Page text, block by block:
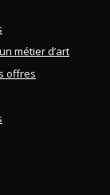
métier d’art
offres